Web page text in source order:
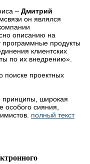
– Дмитрий
он являлся
описанию на
программные продукты
клиентских
по их внедрению».
поиске проектных
принципы, широкая
особого сияния,
полный текст